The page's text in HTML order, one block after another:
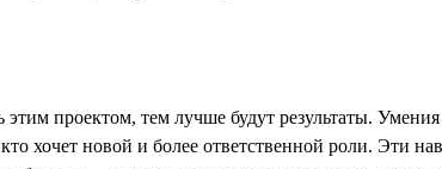
проектом, тем лучше будут результаты. Умения
хочет новой и более ответственной роли. Эти